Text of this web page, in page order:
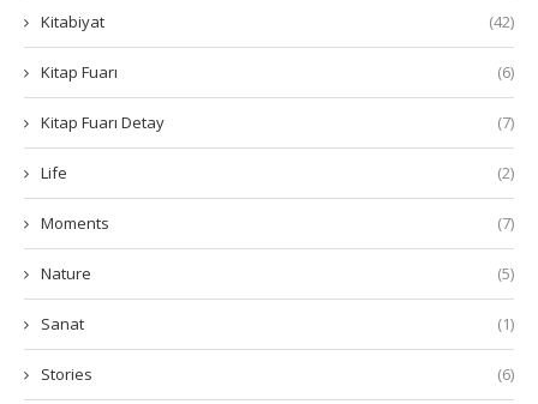
Kitabiyat (42)
Kitap Fuarı (6)
Kitap Fuarı Detay (7)
Life (2)
Moments (7)
Nature (5)
Sanat (1)
Stories (6)